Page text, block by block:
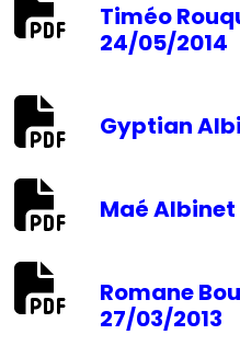
Timéo
24/05/2014
Gyptian
Maé Albinet
Romane
27/03/2013